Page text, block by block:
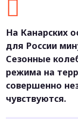
На Канарских
для России
Сезонные
режима на
совершенно
чувствуются.